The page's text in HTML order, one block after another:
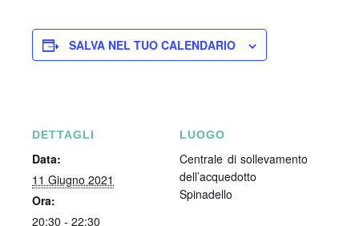
SALVA NEL TUO CALENDARIO
DETTAGLI
Data:
11 Giugno 2021
Ora:
20:30 - 22:30
LUOGO
Centrale di sollevamento
dell’acquedotto
Spinadello